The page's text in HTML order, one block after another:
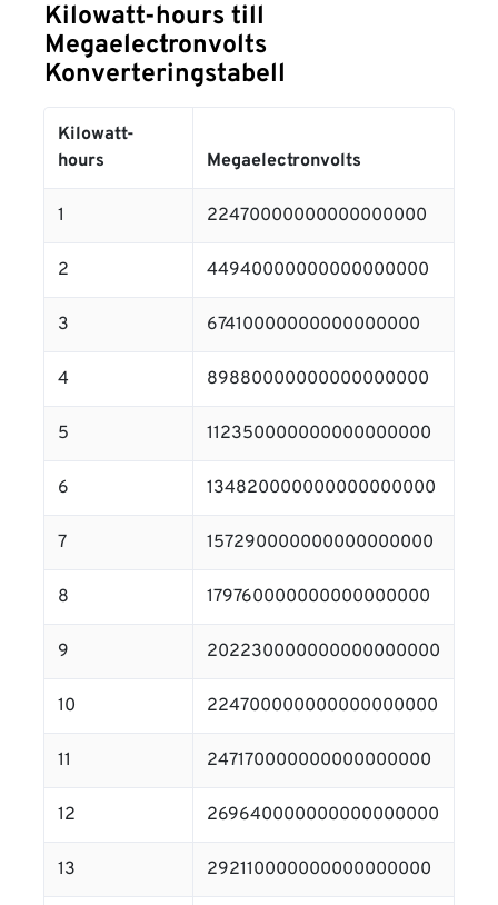
Kilowatt-hours till
Megaelectronvolts
Konverteringstabell
Kilowatt-
hours
Megaelectronvolts
1 22470000000000000000
2 44940000000000000000
3 67410000000000000000
4 89880000000000000000
5 112350000000000000000
6 134820000000000000000
7 157290000000000000000
8 179760000000000000000
9 202230000000000000000
10 224700000000000000000
11 247170000000000000000
12 269640000000000000000
13 292110000000000000000